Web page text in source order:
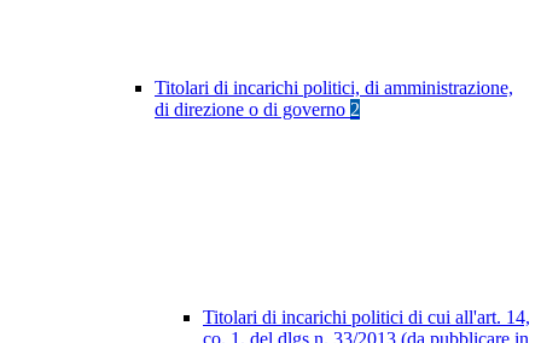
Titolari di incarichi politici, di amministrazione,
di direzione o di governo 2
Titolari di incarichi politici di cui all'art. 14,